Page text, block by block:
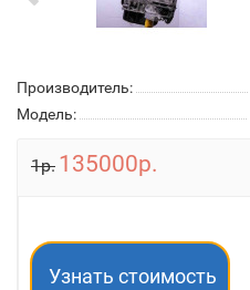
Производитель:
Модель:
1р. 135000р.
Узнать стоимость